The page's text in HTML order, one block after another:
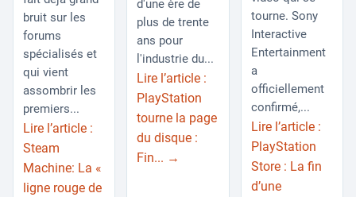
bruit sur les
forums
spécialisés et
qui vient
assombrir les
premiers...
Lire l’article :
Steam
Machine: La «
ligne rouge de
d'une ère de
plus de trente
ans pour
l'industrie du...
Lire l’article :
PlayStation
tourne la page
du disque :
Fin... →
tourne. Sony
Interactive
Entertainment
a
officiellement
confirmé,...
Lire l’article :
PlayStation
Store : La fin
d’une